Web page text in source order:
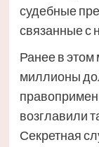
судебные
связанные с
Ранее в
миллионы
возглавили
Секретная